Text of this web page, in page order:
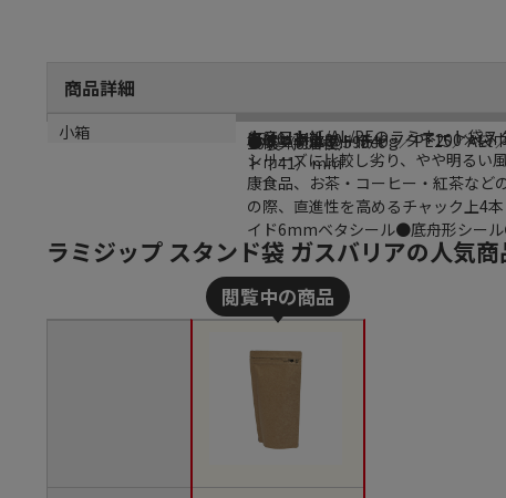
商品詳細
商品説明
クラフト紙/AL/PEのラミネート袋ス
シリーズに比較し劣り、やや明るい
康食品、お茶・コーヒー・紅茶など
の際、直進性を高めるチャック上4
イド6mmベタシール●底舟形シー
メーカー名
生産日本社
型番
KR40-14
サイズ
チャック上30＋チャック下200×袋
ト巾41）mm
材質
本体：クラフト紙40g／PE15／AL7
内容量
●概算内容量:590cc
小箱
16袋（800枚）
ラミジップ スタンド袋 ガスバリアの人気